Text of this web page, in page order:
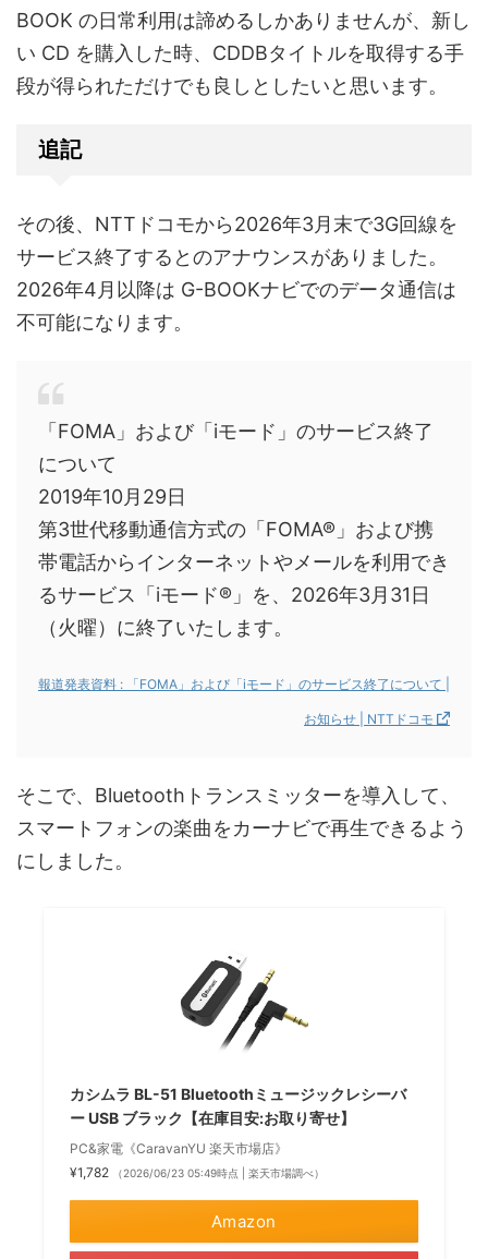
BOOK の日常利用は諦めるしかありませんが、新し
い CD を購入した時、CDDBタイトルを取得する手
段が得られただけでも良しとしたいと思います。
追記
その後、NTTドコモから2026年3月末で3G回線を
サービス終了するとのアナウンスがありました。
2026年4月以降は G-BOOKナビでのデータ通信は
不可能になります。
「FOMA」および「iモード」のサービス終了
について
2019年10月29日
第3世代移動通信方式の「FOMA®」および携
帯電話からインターネットやメールを利用でき
るサービス「iモード®」を、2026年3月31日
（火曜）に終了いたします。
報道発表資料 : 「FOMA」および「iモード」のサービス終了について |
お知らせ | NTTドコモ
そこで、Bluetoothトランスミッターを導入して、
スマートフォンの楽曲をカーナビで再生できるよう
にしました。
カシムラ BL-51 Bluetoothミュージックレシーバ
ー USB ブラック【在庫目安:お取り寄せ】
PC&家電《CaravanYU 楽天市場店》
¥1,782
（2026/06/23 05:49時点 | 楽天市場調べ）
Amazon